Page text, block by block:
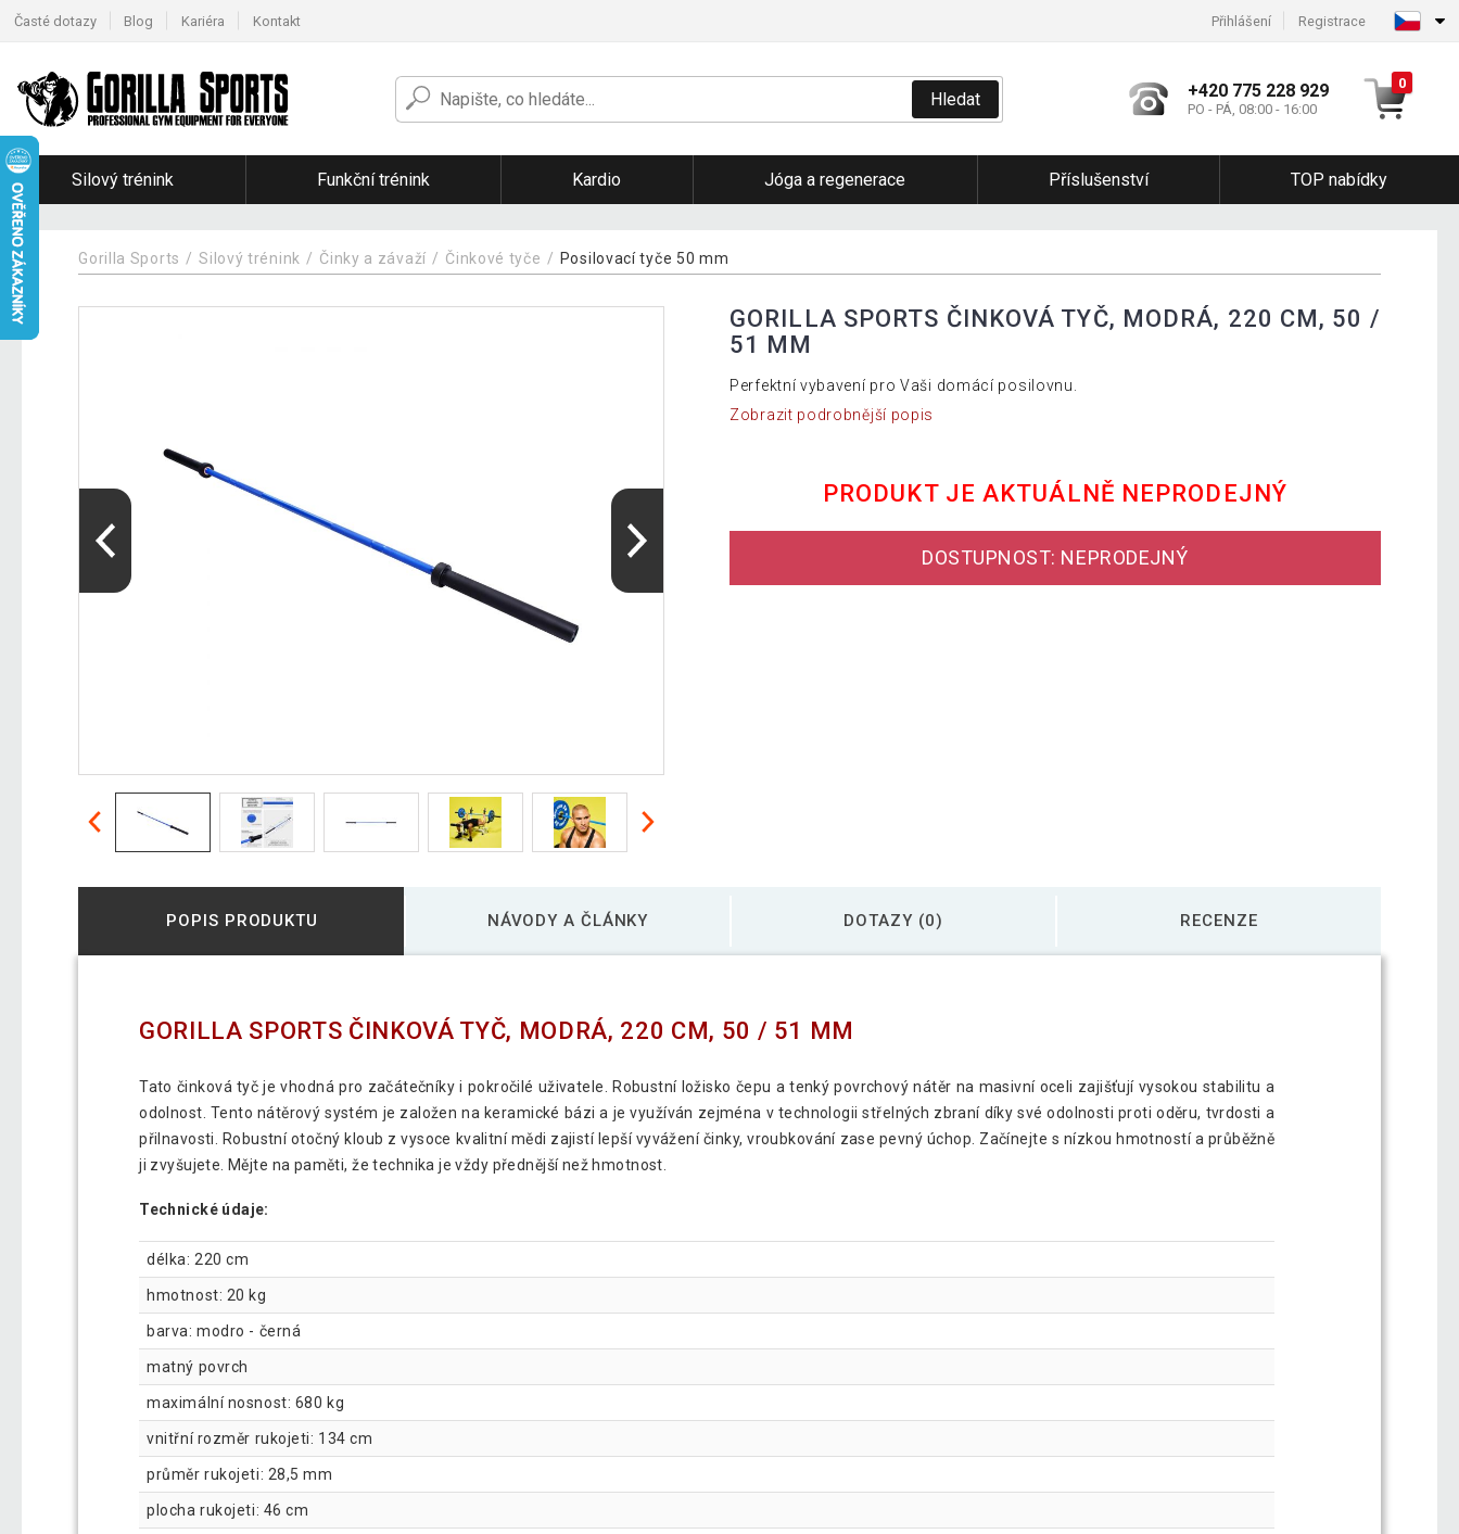
Časté dotazy Blog Kariéra Kontakt Přihlášení Registrace
Hledat +420 775 228 929
PO - PÁ, 08:00 - 16:00
0
Silový trénink Funkční trénink Kardio Jóga a regenerace Příslušenství TOP nabídky
Gorilla Sports Silový trénink Činky a závaží Činkové tyče Posilovací tyče 50 mm
GORILLA SPORTS ČINKOVÁ TYČ, MODRÁ, 220 CM, 50 /
51 MM
Perfektní vybavení pro Vaši domácí posilovnu.
Zobrazit podrobnější popis
PRODUKT JE AKTUÁLNĚ NEPRODEJNÝ
DOSTUPNOST: NEPRODEJNÝ
POPIS PRODUKTU NÁVODY A ČLÁNKY DOTAZY (0) RECENZE
GORILLA SPORTS ČINKOVÁ TYČ, MODRÁ, 220 CM, 50 / 51 MM
Tato činková tyč je vhodná pro začátečníky i pokročilé uživatele. Robustní ložisko čepu a tenký povrchový nátěr na masivní oceli zajišťují vysokou stabilitu a
odolnost. Tento nátěrový systém je založen na keramické bázi a je využíván zejména v technologii střelných zbraní díky své odolnosti proti oděru, tvrdosti a
přilnavosti. Robustní otočný kloub z vysoce kvalitní mědi zajistí lepší vyvážení činky, vroubkování zase pevný úchop. Začínejte s nízkou hmotností a průběžně
ji zvyšujete. Mějte na paměti, že technika je vždy přednější než hmotnost.
Technické údaje:
délka: 220 cm
hmotnost: 20 kg
barva: modro - černá
matný povrch
maximální nosnost: 680 kg
vnitřní rozměr rukojeti: 134 cm
průměr rukojeti: 28,5 mm
plocha rukojeti: 46 cm